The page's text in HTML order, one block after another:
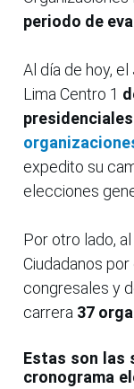
periodo de
Al día de hoy,
Lima Centro 1
presidenciales
expedito su
elecciones
Por otro lado,
Ciudadanos
congresales y
carrera 37
Estas son las
cronograma